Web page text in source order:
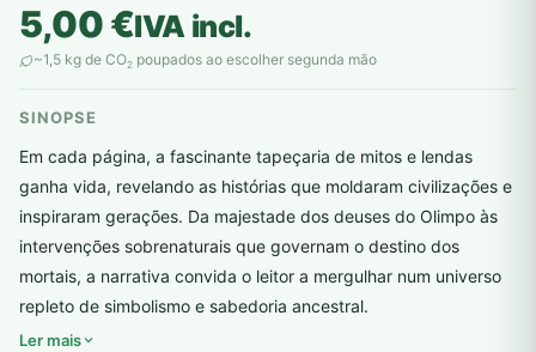
5,00€IVA incl.
~1,5 kg de CO2 poupados ao escolher segunda mão
SINOPSE
Em cada página, a fascinante tapeçaria de mitos e lendas
ganha vida, revelando as histórias que moldaram civilizações e
inspiraram gerações. Da majestade dos deuses do Olimpo às
intervenções sobrenaturais que governam o destino dos
mortais, a narrativa convida o leitor a mergulhar num universo
repleto de simbolismo e sabedoria ancestral.
Ler mais